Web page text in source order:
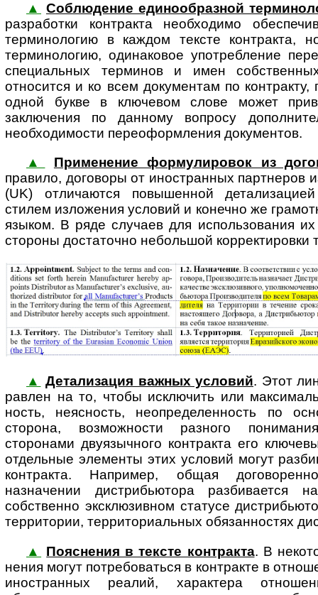
▲
Соблюдение единообразной
раз­ра­бот­ки кон­т­рак­та необходимо
терминологию в каждом тексте контракта,
терминологию, одинаковое употребление
специальных терминов и имен
относится и ко всем документам по
одной букве в ключевом слове может
заключения по данному вопросу
необходимости переоформления документов.
▲
Применение формулировок из
правило, до­го­во­ры от ино­стран­ных пар­т­не­ров
(UK) отличаются повышенной
стилем изложения условий и конечно же
языком. В ряде случаев для использования
стороны достаточно небольшой корректировки
▲ Детализация важных условий. Этот
рав­лен на то, чтобы исключить или
ность, не­яс­ность, неопределенность по
сторона, возможности разного
сторонами двуязычного контракта его
отдельные элементы этих условий могут
контракта. Например, общая
назначении дистрибьютора разбивается
собственно эксклюзивном статусе
территории, территориальных обязанностях
▲
Пояснения в тексте контракта. В
не­ния мо­гут потребоваться в кон­т­рак­те в
иностранных реалий, характера